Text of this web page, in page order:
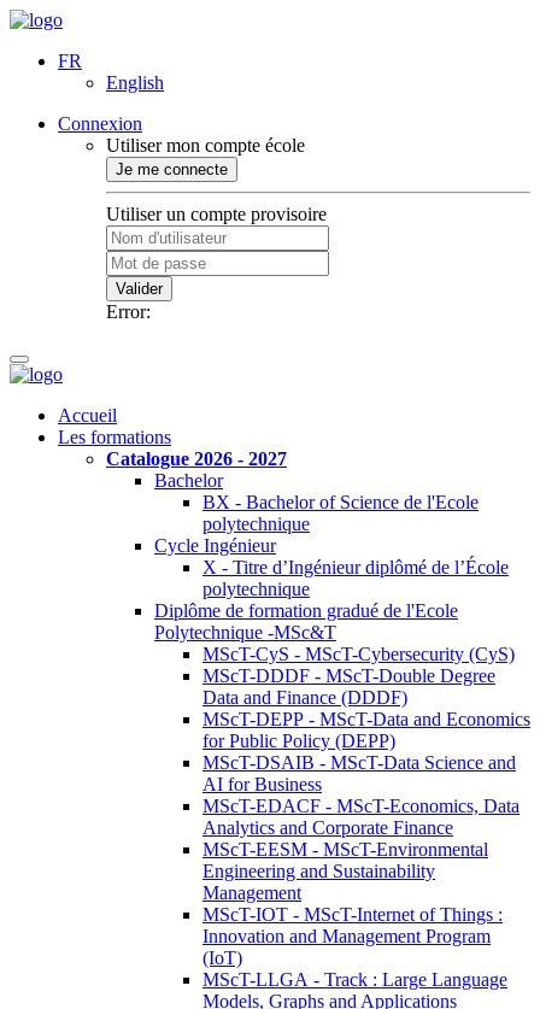
FR
English
Connexion
Utiliser mon compte école
Je me connecte
Utiliser un compte provisoire
Valider
Error:
Accueil
Les formations
Catalogue 2026 - 2027
Bachelor
BX - Bachelor of Science de l'Ecole
polytechnique
Cycle Ingénieur
X - Titre d’Ingénieur diplômé de l’École
polytechnique
Diplôme de formation gradué de l'Ecole
Polytechnique -MSc&T
MScT-CyS - MScT-Cybersecurity (CyS)
MScT-DDDF - MScT-Double Degree
Data and Finance (DDDF)
MScT-DEPP - MScT-Data and Economics
for Public Policy (DEPP)
MScT-DSAIB - MScT-Data Science and
AI for Business
MScT-EDACF - MScT-Economics, Data
Analytics and Corporate Finance
MScT-EESM - MScT-Environmental
Engineering and Sustainability
Management
MScT-IOT - MScT-Internet of Things :
Innovation and Management Program
(IoT)
MScT-LLGA - Track : Large Language
Models, Graphs and Applications